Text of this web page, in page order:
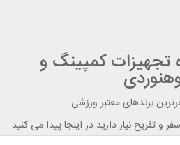
تجهیزات کمپینگ و
برندهای معتبر ورزشی
تفریح نیاز دارید در اینجا پیدا می کنید